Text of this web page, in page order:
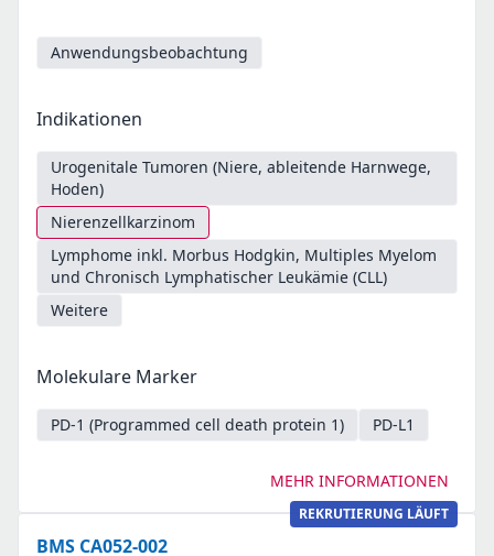
Anwendungsbeobachtung
Indikationen
Urogenitale Tumoren (Niere, ableitende Harnwege,
Hoden)
Nierenzellkarzinom
Lymphome inkl. Morbus Hodgkin, Multiples Myelom
und Chronisch Lymphatischer Leukämie (CLL)
Weitere
Molekulare Marker
PD-1 (Programmed cell death protein 1) PD-L1
MEHR INFORMATIONEN
REKRUTIERUNG LÄUFT
BMS CA052-002